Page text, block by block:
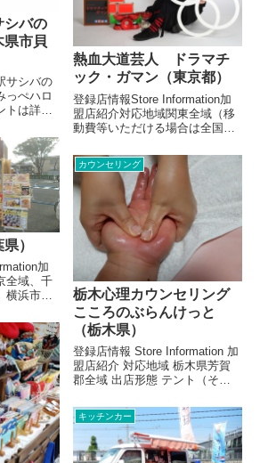
シバの
県市貝
サシバの
っぺハロ
は詳細
（同意の
お出かけ
まりまし
ます。移
熱血大道芸人 ドラマチ
ック・ガマン（東京都）
登録店情報Store Information加
盟店紹介対応地域関東全域（移
動費等いただける場合は全国）
ターテイメント、パフォーマン
ス）メニュー/販売・取扱品目パ
フォーマンス料1日30分×３ステ
ージ20000円〜（...
）
加
全域、千
横浜市出
扱品目焼
ーガー
辣はん
カウンセリング
栃木心理カウンセリング
こころのぶらんけっと
（栃木県）
登録店情報 Store Information 加
盟店紹介 対応地域 栃木県芳賀
郡全域 出店形態 テント（その
取扱品目 心理カウンセラーがあ
なたをリラックス ハンドリフ
レクソロジー15分500円 お店よ
り 子育...
キッチンカー